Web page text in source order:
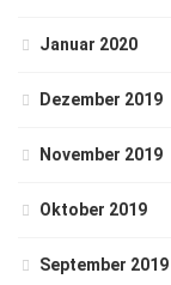
Januar 2020
Dezember 2019
November 2019
Oktober 2019
September 2019